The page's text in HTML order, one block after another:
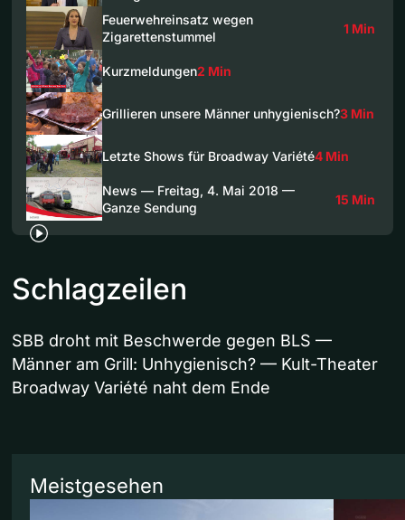
Feuerwehreinsatz wegen
Zigarettenstummel
1 Min
Kurzmeldungen2 Min
Grillieren unsere Männer unhygienisch?3 Min
Letzte Shows für Broadway Variété4 Min
News — Freitag, 4. Mai 2018 —
Ganze Sendung
15 Min
Schlagzeilen
SBB droht mit Beschwerde gegen BLS —
Männer am Grill: Unhygienisch? — Kult-Theater
Broadway Variété naht dem Ende
Meistgesehen